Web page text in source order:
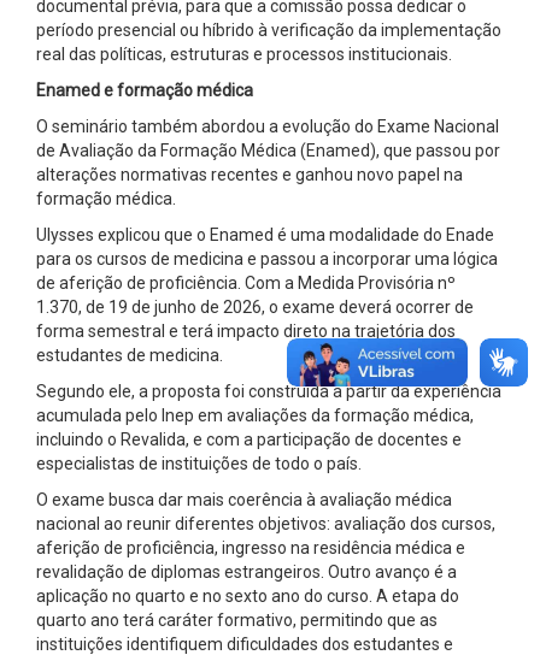
documental prévia, para que a comissão possa dedicar o
período presencial ou híbrido à verificação da implementação
real das políticas, estruturas e processos institucionais.
Enamed e formação médica
O seminário também abordou a evolução do Exame Nacional
de Avaliação da Formação Médica (Enamed), que passou por
alterações normativas recentes e ganhou novo papel na
formação médica.
Ulysses explicou que o Enamed é uma modalidade do Enade
para os cursos de medicina e passou a incorporar uma lógica
de aferição de proficiência. Com a Medida Provisória nº
1.370, de 19 de junho de 2026, o exame deverá ocorrer de
forma semestral e terá impacto direto na trajetória dos
estudantes de medicina.
Segundo ele, a proposta foi construída a partir da experiência
acumulada pelo Inep em avaliações da formação médica,
incluindo o Revalida, e com a participação de docentes e
especialistas de instituições de todo o país.
O exame busca dar mais coerência à avaliação médica
nacional ao reunir diferentes objetivos: avaliação dos cursos,
aferição de proficiência, ingresso na residência médica e
revalidação de diplomas estrangeiros. Outro avanço é a
aplicação no quarto e no sexto ano do curso. A etapa do
quarto ano terá caráter formativo, permitindo que as
instituições identifiquem dificuldades dos estudantes e